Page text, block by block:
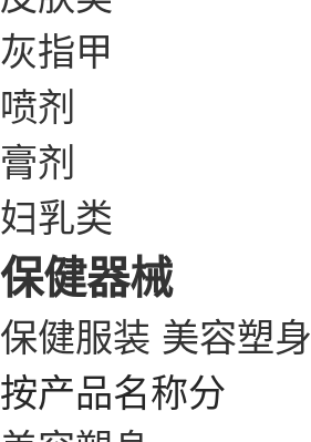
灰指甲
喷剂
膏剂
妇乳类
保健器械
保健服装 美容塑身
按产品名称分